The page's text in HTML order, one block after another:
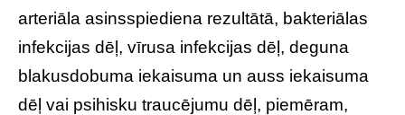
arteriāla asinsspiediena rezultātā, bakteriālas
infekcijas dēļ, vīrusa infekcijas dēļ, deguna
blakusdobuma iekaisuma un auss iekaisuma
dēļ vai psihisku traucējumu dēļ, piemēram,